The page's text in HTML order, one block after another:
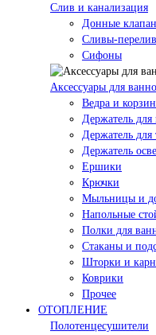
Слив и канализация
Донные
Сливы-
Сифоны
Аксессуары для
Ведра и
Держатель для
Держатель для
Держатель
Ершики
Крючки
Мыльницы и
Напольные
Полки для
Стаканы и
Шторки и
Коврики
Прочее
ОТОПЛЕНИЕ
Полотенцесушители